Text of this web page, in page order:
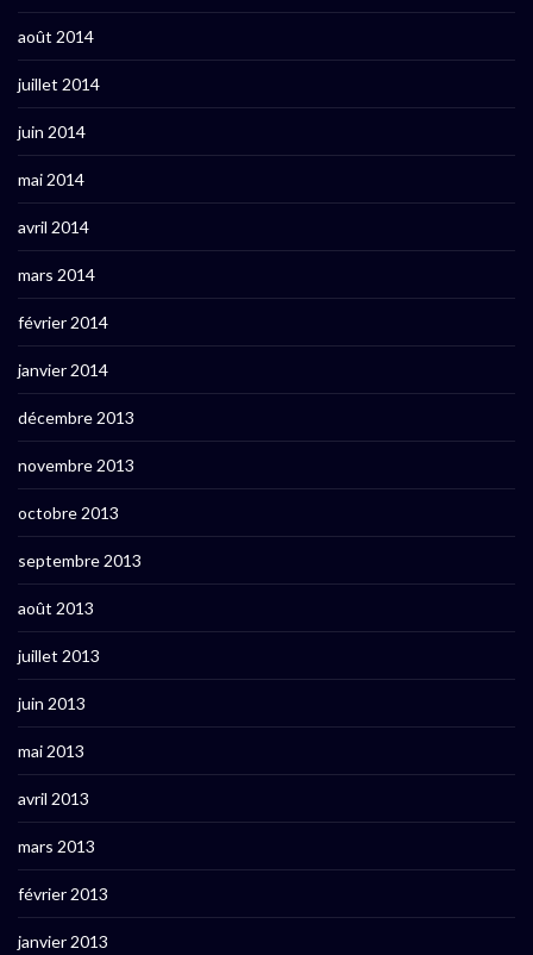
août 2014
juillet 2014
juin 2014
mai 2014
avril 2014
mars 2014
février 2014
janvier 2014
décembre 2013
novembre 2013
octobre 2013
septembre 2013
août 2013
juillet 2013
juin 2013
mai 2013
avril 2013
mars 2013
février 2013
janvier 2013